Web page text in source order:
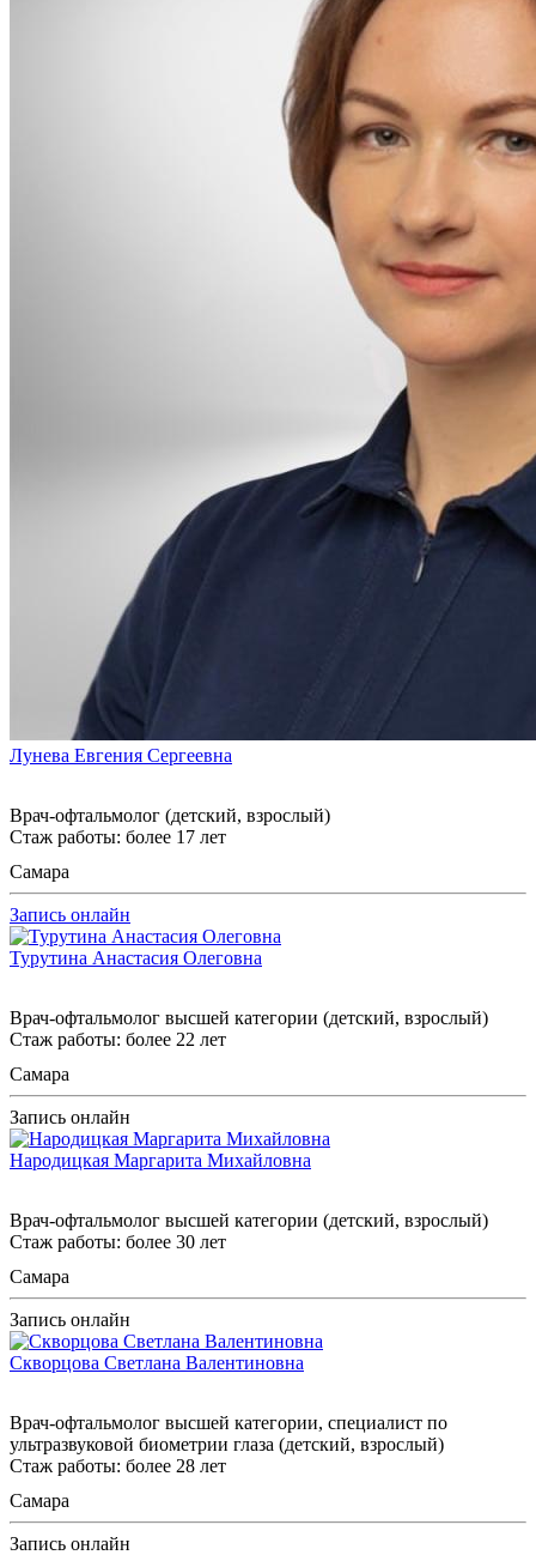
Лунева Евгения Сергеевна
Врач-офтальмолог (детский, взрослый)
Стаж работы: более 17 лет
Самара
Запись онлайн
Турутина Анастасия Олеговна
Врач-офтальмолог высшей категории (детский, взрослый)
Стаж работы: более 22 лет
Самара
Запись онлайн
Народицкая Маргарита Михайловна
Врач-офтальмолог высшей категории (детский, взрослый)
Стаж работы: более 30 лет
Самара
Запись онлайн
Скворцова Светлана Валентиновна
Врач-офтальмолог высшей категории, специалист по
ультразвуковой биометрии глаза (детский, взрослый)
Стаж работы: более 28 лет
Самара
Запись онлайн